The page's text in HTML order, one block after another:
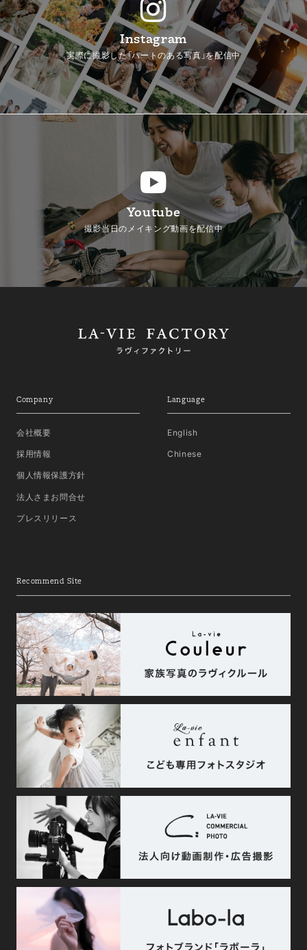
Instagram
実際に撮影した「ハートのある写真」を配信中
Youtube
撮影当日のメイキング動画を配信中
Company
会社概要
採用情報
個人情報保護方針
法人さまお問合せ
プレスリリース
Language
English
Chinese
Recommend Site